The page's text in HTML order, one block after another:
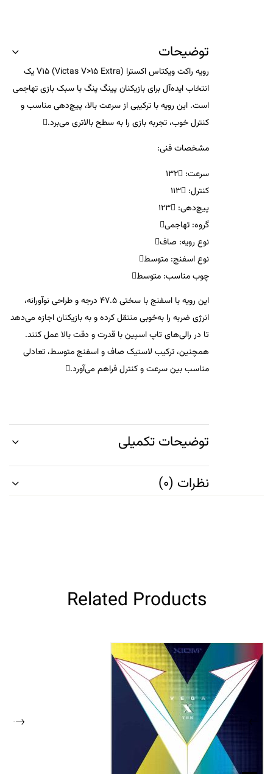
توضیحات
رویه راکت ویکتاس اکسترا V15 (Victas V>15 Extra) یک
انتخاب ایده‌آل برای بازیکنان پینگ پنگ با سبک بازی تهاجمی
است. این رویه با ترکیبی از سرعت بالا، پیچ‌دهی مناسب و
کنترل خوب، تجربه بازی را به سطح بالاتری می‌برد.
مشخصات فنی:
سرعت:
کنترل:
پیچ‌دهی:
گروه: تهاجمی
نوع رویه: صاف
نوع اسفنج: متوسط
چوب مناسب: متوسط
این رویه با اسفنج با سختی 47.5 درجه و طراحی نوآورانه،
انرژی ضربه را به‌خوبی منتقل کرده و به بازیکنان اجازه می‌دهد
تا در رالی‌های تاپ اسپین با قدرت و دقت بالا عمل کنند.
همچنین، ترکیب لاستیک صاف و اسفنج متوسط، تعادلی
مناسب بین سرعت و کنترل فراهم می‌آورد.
توضیحات تکمیلی
نظرات (0)
Related Products